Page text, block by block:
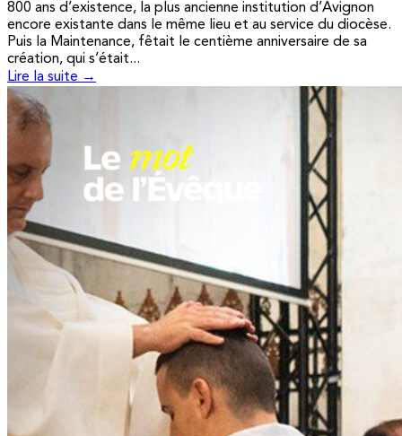
800 ans d’existence, la plus ancienne institution d’Avignon
encore existante dans le même lieu et au service du diocèse.
Puis la Maintenance, fêtait le centième anniversaire de sa
création, qui s’était...
Lire la suite →